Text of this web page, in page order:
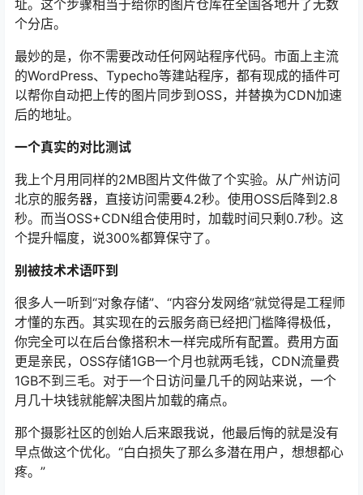
址。这个步骤相当于给你的图片仓库在全国各地开了无数
个分店。
最妙的是，你不需要改动任何网站程序代码。市面上主流
的WordPress、Typecho等建站程序，都有现成的插件可
以帮你自动把上传的图片同步到OSS，并替换为CDN加速
后的地址。
一个真实的对比测试
我上个月用同样的2MB图片文件做了个实验。从广州访问
北京的服务器，直接访问需要4.2秒。使用OSS后降到2.8
秒。而当OSS+CDN组合使用时，加载时间只剩0.7秒。这
个提升幅度，说300%都算保守了。
别被技术术语吓到
很多人一听到“对象存储”、“内容分发网络”就觉得是工程师
才懂的东西。其实现在的云服务商已经把门槛降得极低，
你完全可以在后台像搭积木一样完成所有配置。费用方面
更是亲民，OSS存储1GB一个月也就两毛钱，CDN流量费
1GB不到三毛。对于一个日访问量几千的网站来说，一个
月几十块钱就能解决图片加载的痛点。
那个摄影社区的创始人后来跟我说，他最后悔的就是没有
早点做这个优化。“白白损失了那么多潜在用户，想想都心
疼。”